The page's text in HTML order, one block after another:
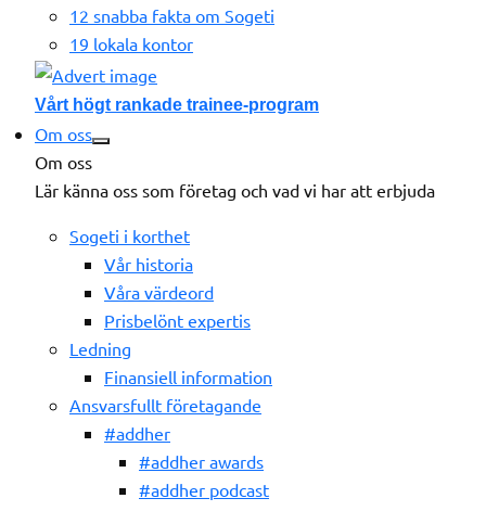
12 snabba fakta om Sogeti
19 lokala kontor
Vårt högt rankade trainee-program
Om oss
Om oss
Lär känna oss som företag och vad vi har att erbjuda
Sogeti i korthet
Vår historia
Våra värdeord
Prisbelönt expertis
Ledning
Finansiell information
Ansvarsfullt företagande
#addher
#addher awards
#addher podcast